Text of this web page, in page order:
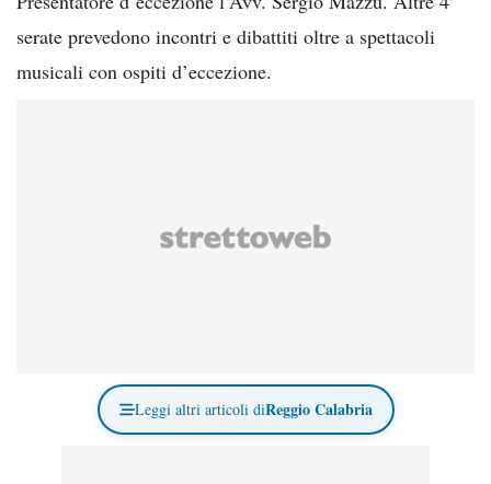
serate prevedono incontri e dibattiti oltre a spettacoli
musicali con ospiti d’eccezione.
Leggi altri articoli diReggio Calabria